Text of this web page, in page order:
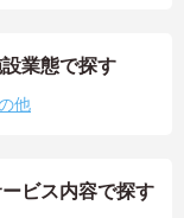
業態で探す
他
ビス内容で探す